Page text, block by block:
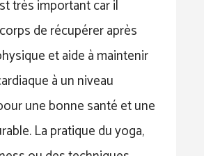
très important car il
de récupérer après
et aide à maintenir
à un niveau
une bonne santé et une
La pratique du yoga,